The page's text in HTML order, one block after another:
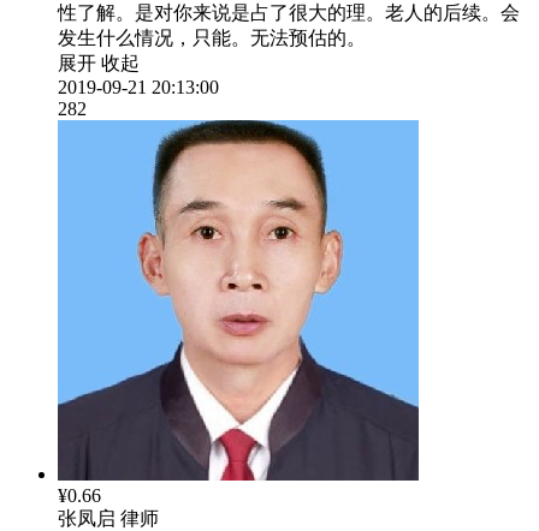
性了解。是对你来说是占了很大的理。老人的后续。会
发生什么情况，只能。无法预估的。
展开 收起
2019-09-21 20:13:00
282
¥0.66
张凤启 律师